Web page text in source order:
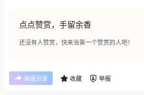
点点赞赏，手留余香
还没有人赞赏，快来当第一个赞赏的人吧！
海报分享 收藏 举报